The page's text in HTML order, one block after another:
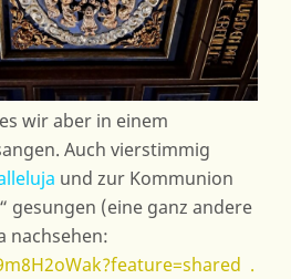
wir aber in einem
Auch vierstimmig
und zur Kommunion
“ gesungen (eine ganz andere
nachsehen:
.